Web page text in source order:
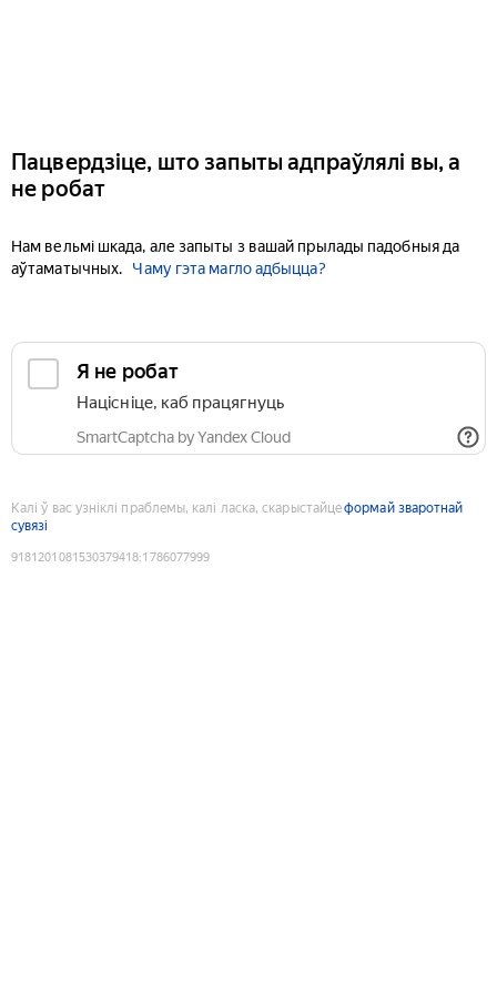
Пацвердзіце, што запыты адпраўлялі вы, а
не робат
Нам вельмі шкада, але запыты з вашай прылады падобныя да
аўтаматычных.
Чаму гэта магло адбыцца?
Я не робат
Націсніце, каб працягнуць
SmartCaptcha by Yandex Cloud
Калі ў вас узніклі праблемы, калі ласка, скарыстайцеформай зваротнай
сувязі
9181201081530379418:1786077999